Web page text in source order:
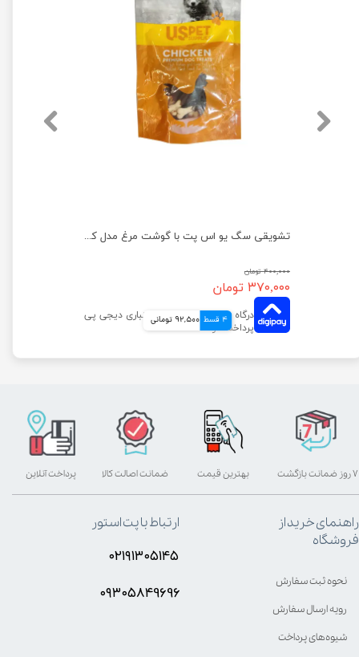
تشویقی سگ یو اس پت با گوشت مرغ مدل کتف مرغ وزن 100 گرم
۴۰۰,۰۰۰ تومان
۳۷۰,۰۰۰ تومان
4 قسط 92,500 تومانی
بهترین قیمت پرداخت آنلاین ۷ روز ضمانت بازگشت ضمانت اصالت کالا
راهنمای خرید از
فروشگاه
نحوه ثبت سفارش
رویه ارسال سفارش
شیوه‌های پرداخت
ارتباط با پت استور
۰۲۱۹۱۳۰۵۱۴۵
۰۹۳۰۵8۴9696